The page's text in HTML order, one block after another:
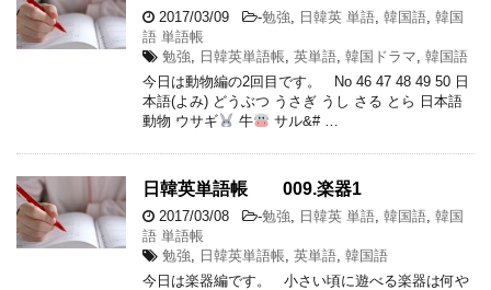
2017/03/09 -勉強 日韓英 単語 韓国語 韓国
語 単語帳
勉強
日韓英単語帳 英単語 韓国ドラマ 韓国語
今日は動物編の2回目です。 No 46 47 48 49 50 日
本語(よみ) どうぶつ うさぎ うし さる とら 日本語
動物 ウサギ
牛 サル&# …
日韓英単語帳 009.楽器1
2017/03/08 -勉強 日韓英 単語 韓国語 韓国
語 単語帳
勉強
日韓英単語帳 英単語 韓国語
今日は楽器編です。 小さい頃に遊べる楽器は何や